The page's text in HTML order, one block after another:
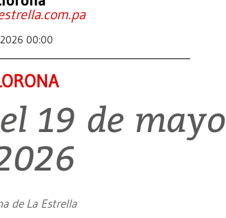
00:00
19 de mayo
de La Estrella